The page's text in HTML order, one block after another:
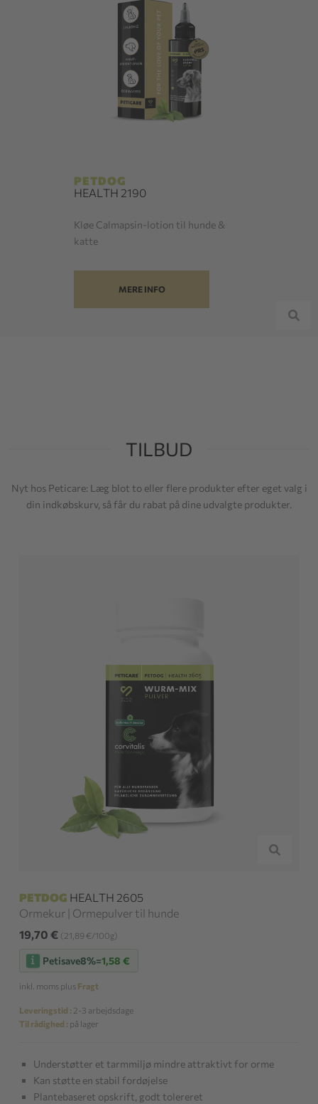
PETDOG
HEALTH 2190
Kløe Calmapsin-lotion til hunde &
katte
MERE INFO
TILBUD
Nyt hos Peticare: Læg blot to eller flere produkter efter eget valg i
din indkøbskurv, så får du rabat på dine udvalgte produkter.
PETDOG HEALTH 2605
Ormekur | Ormepulver til hunde
19,70 € (21,89 €/100g)
Petisave8%=1,58 €
inkl. moms plus Fragt
Leveringstid : 2-3 arbejdsdage
Til rådighed : på lager
Understøtter et tarmmiljø mindre attraktivt for orme
Kan støtte en stabil fordøjelse
Plantebaseret opskrift, godt tolereret